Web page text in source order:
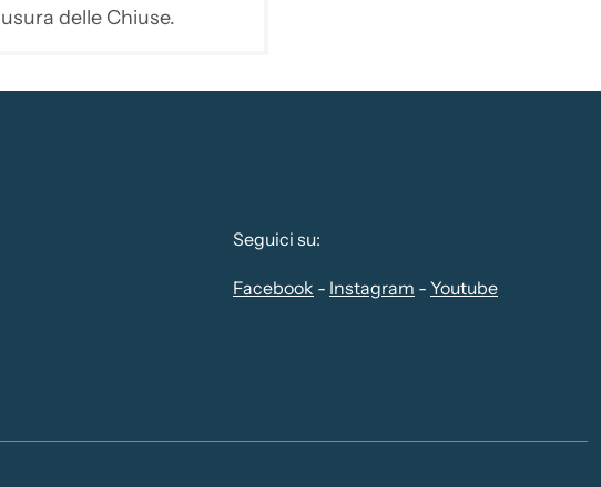
delle Chiuse.
Seguici su:
Facebook - Instagram - Youtube